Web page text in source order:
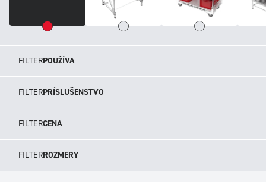
FILTERPOUŽÍVA
FILTERPRÍSLUŠENSTVO
FILTERCENA
FILTERROZMERY